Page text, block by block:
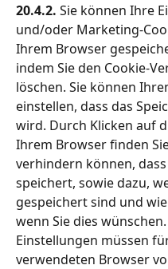
20.4.2. Sie können Ihre
und/oder Marketing-
Ihrem Browser
indem Sie den Cookie-
löschen. Sie können
einstellen, dass das
wird. Durch Klicken auf
Ihrem Browser finden
verhindern können,
speichert, sowie dazu,
gespeichert sind und
wenn Sie dies
Einstellungen müssen
verwendeten Browser